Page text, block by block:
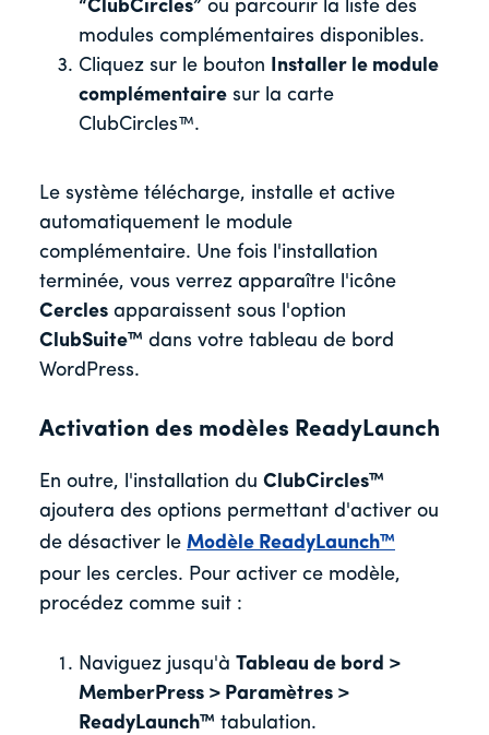
“ClubCircles” ou parcourir la liste des
modules complémentaires disponibles.
Cliquez sur le bouton Installer le module
complémentaire sur la carte
ClubCircles™.
Le système télécharge, installe et active
automatiquement le module
complémentaire. Une fois l'installation
terminée, vous verrez apparaître l'icône
Cercles apparaissent sous l'option
ClubSuite™ dans votre tableau de bord
WordPress.
Activation des modèles ReadyLaunch
En outre, l'installation du ClubCircles™
ajoutera des options permettant d'activer ou
de désactiver le Modèle ReadyLaunch™
pour les cercles. Pour activer ce modèle,
procédez comme suit :
Naviguez jusqu'à Tableau de bord >
MemberPress > Paramètres >
ReadyLaunch™ tabulation.